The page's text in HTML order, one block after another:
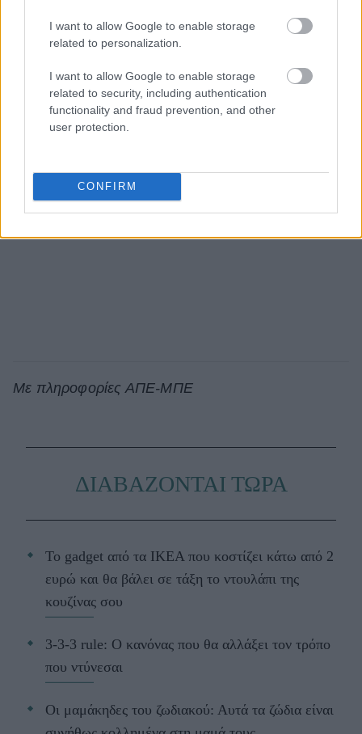
I want to allow Google to enable storage
related to personalization.
I want to allow Google to enable storage
related to security, including authentication
functionality and fraud prevention, and other
user protection.
CONFIRM
Με πληροφορίες ΑΠΕ-ΜΠΕ
ΔΙΑΒΑΖΟΝΤΑΙ ΤΩΡΑ
Το gadget από τα IKEA που κοστίζει κάτω από 2
ευρώ και θα βάλει σε τάξη το ντουλάπι της
κουζίνας σου
3-3-3 rule: Ο κανόνας που θα αλλάξει τον τρόπο
που ντύνεσαι
Οι μαμάκηδες του ζωδιακού: Αυτά τα ζώδια είναι